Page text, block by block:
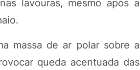
lavouras, mesmo após a
massa de ar polar sobre a
queda acentuada das